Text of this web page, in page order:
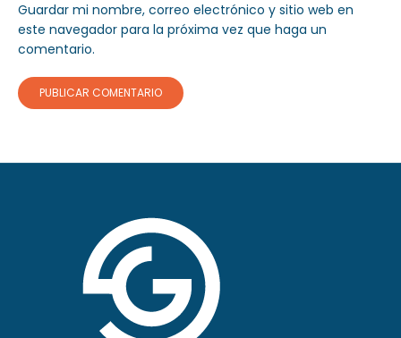
Guardar mi nombre, correo electrónico y sitio web en
este navegador para la próxima vez que haga un
comentario.